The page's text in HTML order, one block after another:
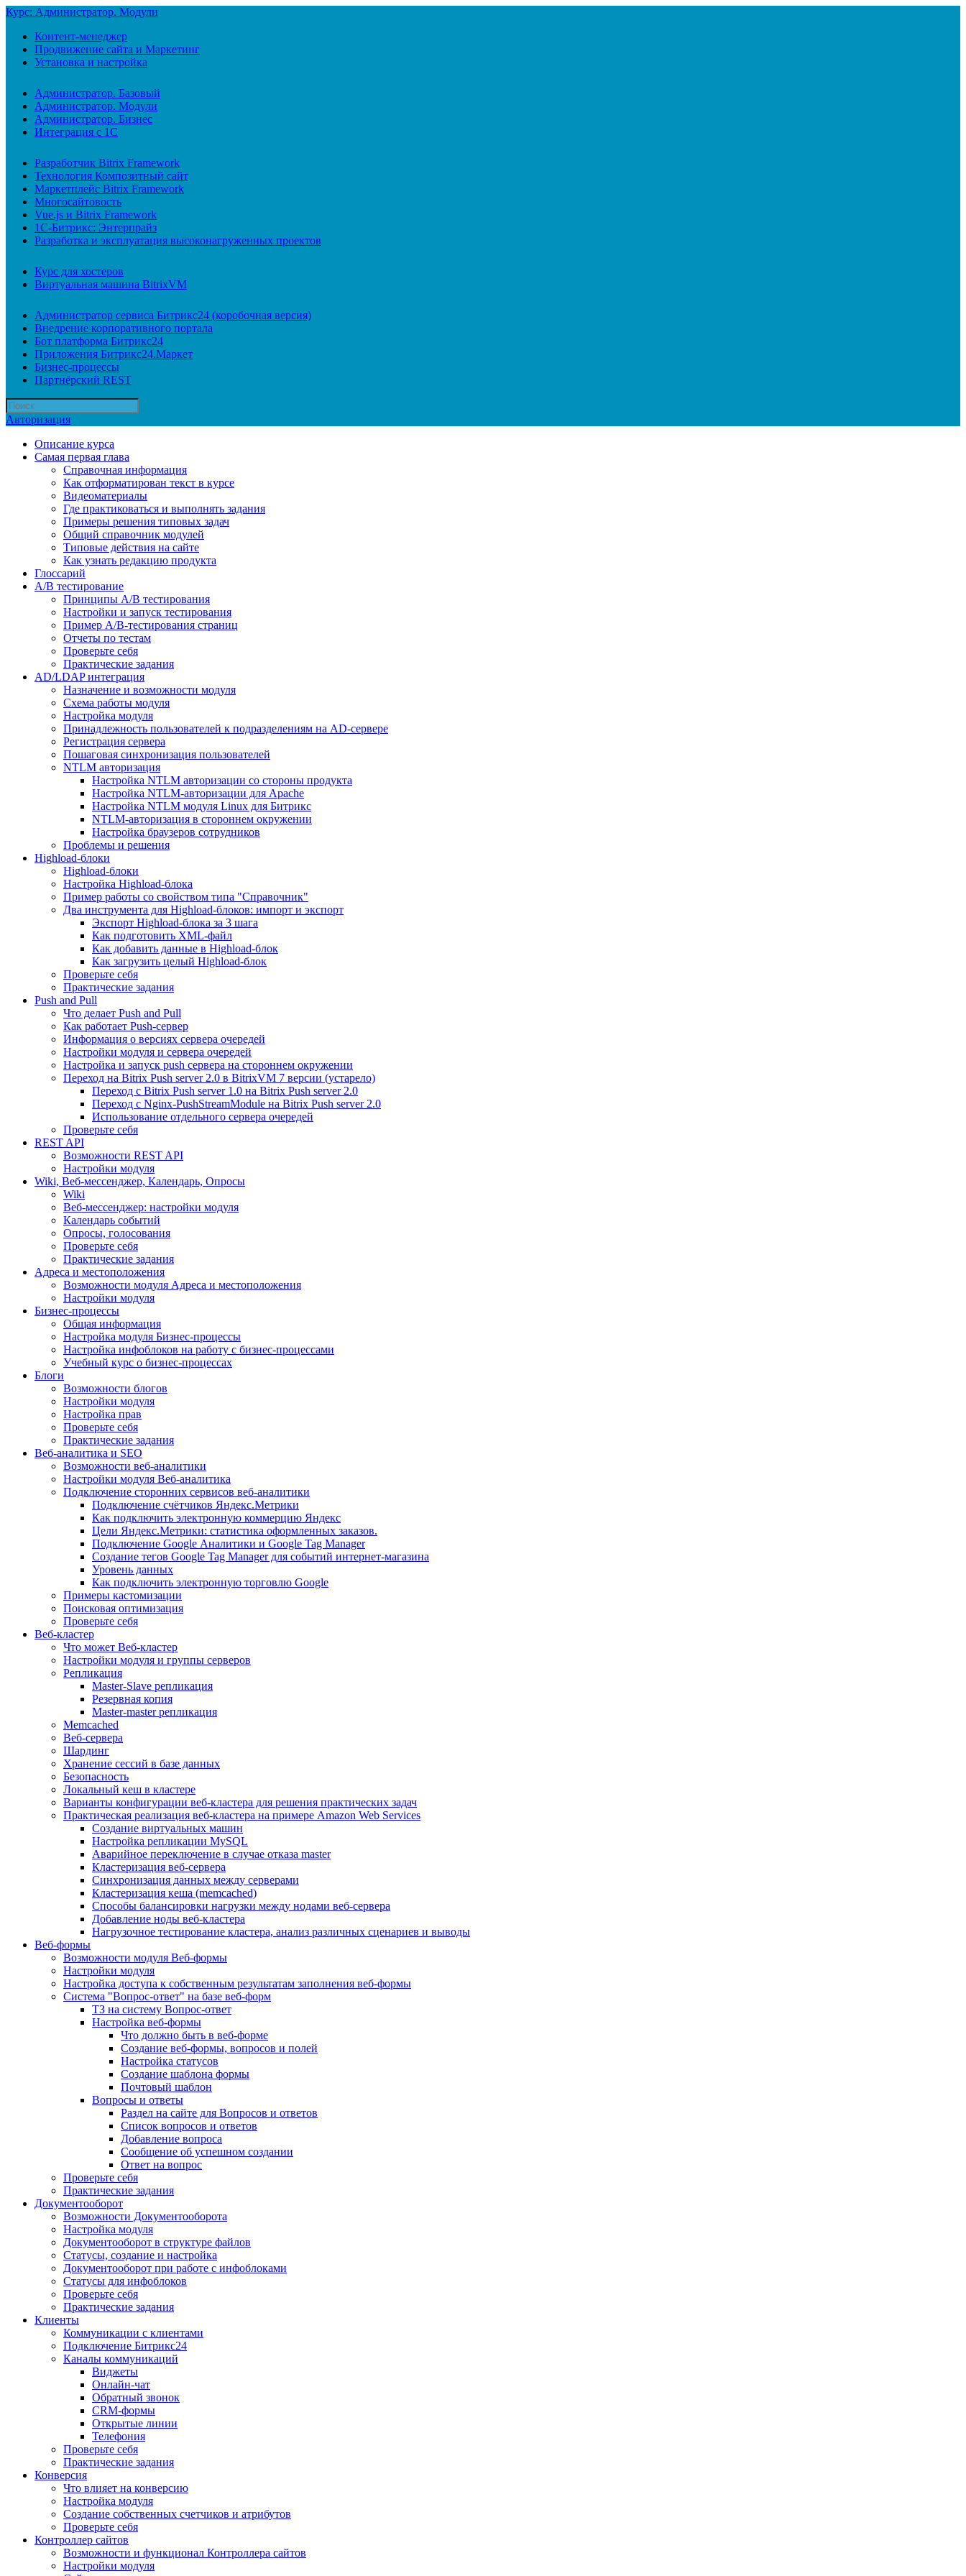
Курс: Администратор. Модули
Контент-менеджер
Продвижение сайта и Маркетинг
Установка и настройка
Администратор. Базовый
Администратор. Модули
Администратор. Бизнес
Интеграция с 1С
Разработчик Bitrix Framework
Технология Композитный сайт
Маркетплейс Bitrix Framework
Многосайтовость
Vue.js и Bitrix Framework
1С-Битрикс: Энтерпрайз
Разработка и эксплуатация высоконагруженных проектов
Курс для хостеров
Виртуальная машина BitrixVM
Администратор сервиса Битрикс24 (коробочная версия)
Внедрение корпоративного портала
Бот платформа Битрикс24
Приложения Битрикс24.Маркет
Бизнес-процессы
Партнёрский REST
Авторизация
Описание курса
Самая первая глава
Справочная информация
Как отформатирован текст в курсе
Видеоматериалы
Где практиковаться и выполнять задания
Примеры решения типовых задач
Общий справочник модулей
Типовые действия на сайте
Как узнать редакцию продукта
Глоссарий
A/B тестирование
Принципы A/B тестирования
Настройки и запуск тестирования
Пример A/B-тестирования страниц
Отчеты по тестам
Проверьте себя
Практические задания
AD/LDAP интеграция
Назначение и возможности модуля
Схема работы модуля
Настройка модуля
Принадлежность пользователей к подразделениям на AD-сервере
Регистрация сервера
Пошаговая синхронизация пользователей
NTLM авторизация
Настройка NTLM авторизации со стороны продукта
Настройка NTLM-авторизации для Apache
Настройка NTLM модуля Linux для Битрикс
NTLM-авторизация в стороннем окружении
Настройка браузеров сотрудников
Проблемы и решения
Highload-блоки
Highload-блоки
Настройка Highload-блока
Пример работы со свойством типа "Справочник"
Два инструмента для Highload-блоков: импорт и экспорт
Экспорт Highload-блока за 3 шага
Как подготовить XML-файл
Как добавить данные в Highload-блок
Как загрузить целый Highload-блок
Проверьте себя
Практические задания
Push and Pull
Что делает Push and Pull
Как работает Push-сервер
Информация о версиях сервера очередей
Настройки модуля и сервера очередей
Настройка и запуск push сервера на стороннем окружении
Переход на Bitrix Push server 2.0 в BitrixVM 7 версии (устарело)
Переход с Bitrix Push server 1.0 на Bitrix Push server 2.0
Переход с Nginx-PushStreamModule на Bitrix Push server 2.0
Использование отдельного сервера очередей
Проверьте себя
REST API
Возможности REST API
Настройки модуля
Wiki, Веб-мессенджер, Календарь, Опросы
Wiki
Веб-мессенджер: настройки модуля
Календарь событий
Опросы, голосования
Проверьте себя
Практические задания
Адреса и местоположения
Возможности модуля Адреса и местоположения
Настройки модуля
Бизнес-процессы
Общая информация
Настройка модуля Бизнес-процессы
Настройка инфоблоков на работу с бизнес-процессами
Учебный курс о бизнес-процессах
Блоги
Возможности блогов
Настройки модуля
Настройка прав
Проверьте себя
Практические задания
Веб-аналитика и SEO
Возможности веб-аналитики
Настройки модуля Веб-аналитика
Подключение сторонних сервисов веб-аналитики
Подключение счётчиков Яндекс.Метрики
Как подключить электронную коммерцию Яндекс
Цели Яндекс.Метрики: статистика оформленных заказов.
Подключение Google Аналитики и Google Tag Manager
Создание тегов Google Tag Manager для событий интернет-магазина
Уровень данных
Как подключить электронную торговлю Google
Примеры кастомизации
Поисковая оптимизация
Проверьте себя
Веб-кластер
Что может Веб-кластер
Настройки модуля и группы серверов
Репликация
Master-Slave репликация
Резервная копия
Master-master репликация
Memcached
Веб-сервера
Шардинг
Хранение сессий в базе данных
Безопасность
Локальный кеш в кластере
Варианты конфигурации веб-кластера для решения практических задач
Практическая реализация веб-кластера на примере Amazon Web Services
Создание виртуальных машин
Настройка репликации MySQL
Аварийное переключение в случае отказа master
Кластеризация веб-сервера
Синхронизация данных между серверами
Кластеризация кеша (memcached)
Способы балансировки нагрузки между нодами веб-сервера
Добавление ноды веб-кластера
Нагрузочное тестирование кластера, анализ различных сценариев и выводы
Веб-формы
Возможности модуля Веб-формы
Настройки модуля
Настройка доступа к собственным результатам заполнения веб-формы
Система "Вопрос-ответ" на базе веб-форм
ТЗ на систему Вопрос-ответ
Настройка веб-формы
Что должно быть в веб-форме
Создание веб-формы, вопросов и полей
Настройка статусов
Создание шаблона формы
Почтовый шаблон
Вопросы и ответы
Раздел на сайте для Вопросов и ответов
Список вопросов и ответов
Добавление вопроса
Сообщение об успешном создании
Ответ на вопрос
Проверьте себя
Практические задания
Документооборот
Возможности Документооборота
Настройка модуля
Документооборот в структуре файлов
Статусы, создание и настройка
Документооборот при работе с инфоблоками
Статусы для инфоблоков
Проверьте себя
Практические задания
Клиенты
Коммуникации с клиентами
Подключение Битрикс24
Каналы коммуникаций
Виджеты
Онлайн-чат
Обратный звонок
CRM-формы
Открытые линии
Телефония
Проверьте себя
Практические задания
Конверсия
Что влияет на конверсию
Настройка модуля
Создание собственных счетчиков и атрибутов
Проверьте себя
Контроллер сайтов
Возможности и функционал Контроллера сайтов
Настройки модуля